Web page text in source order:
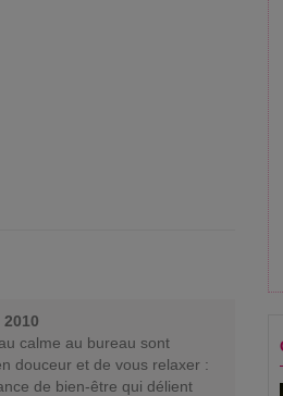
calme au bureau sont
douceur et de vous relaxer :
de bien-être qui délient